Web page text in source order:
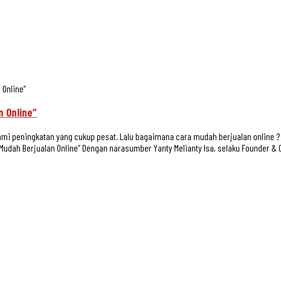
Online”
peningkatan yang cukup pesat. Lalu bagaimana cara mudah berjualan online
Berjualan Online” Dengan narasumber Yanty Melianty Isa, selaku Founder &